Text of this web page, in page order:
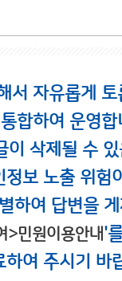
서 자유롭게
합하여 운영합
삭제될 수
보 노출 위험
하여 답변을
>민원이용안내'
여 주시기 바